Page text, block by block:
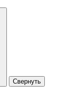
Свернуть